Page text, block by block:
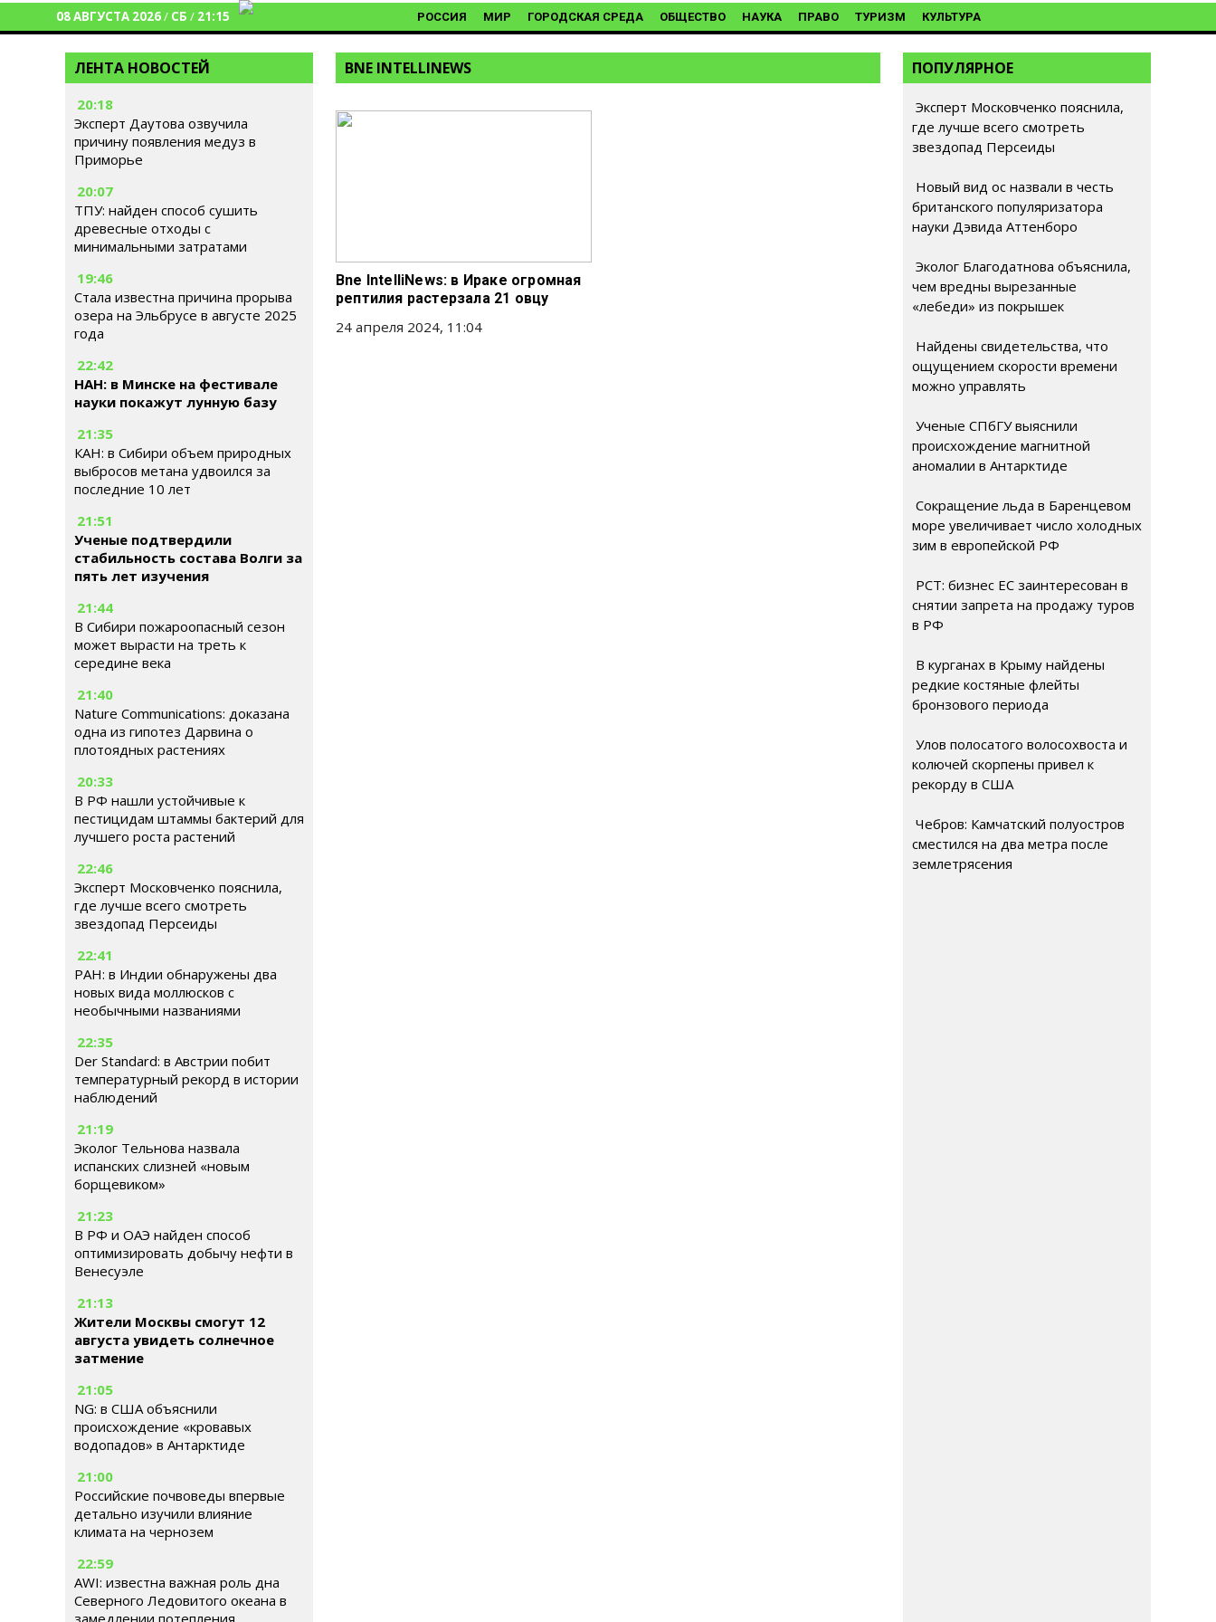
08 АВГУСТА 2026/ СБ / 21:15 РОССИЯ МИР ГОРОДСКАЯ СРЕДА ОБЩЕСТВО НАУКА ПРАВО ТУРИЗМ КУЛЬТУРА
ЛЕНТА НОВОСТЕЙ
20:18
Эксперт Даутова озвучила
причину появления медуз в
Приморье
20:07
ТПУ: найден способ сушить
древесные отходы с
минимальными затратами
19:46
Стала известна причина прорыва
озера на Эльбрусе в августе 2025
года
22:42
НАН: в Минске на фестивале
науки покажут лунную базу
21:35
КАН: в Сибири объем природных
выбросов метана удвоился за
последние 10 лет
21:51
Ученые подтвердили
стабильность состава Волги за
пять лет изучения
21:44
В Сибири пожароопасный сезон
может вырасти на треть к
середине века
21:40
Nature Communications: доказана
одна из гипотез Дарвина о
плотоядных растениях
20:33
В РФ нашли устойчивые к
пестицидам штаммы бактерий для
лучшего роста растений
22:46
Эксперт Московченко пояснила,
где лучше всего смотреть
звездопад Персеиды
22:41
РАН: в Индии обнаружены два
новых вида моллюсков с
необычными названиями
22:35
Der Standard: в Австрии побит
температурный рекорд в истории
наблюдений
21:19
Эколог Тельнова назвала
испанских слизней «новым
борщевиком»
21:23
В РФ и ОАЭ найден способ
оптимизировать добычу нефти в
Венесуэле
21:13
Жители Москвы смогут 12
августа увидеть солнечное
затмение
21:05
NG: в США объяснили
происхождение «кровавых
водопадов» в Антарктиде
21:00
Российские почвоведы впервые
детально изучили влияние
климата на чернозем
22:59
AWI: известна важная роль дна
Северного Ледовитого океана в
замедлении потепления
BNE INTELLINEWS
Bne IntelliNews: в Ираке огромная
рептилия растерзала 21 овцу
24 апреля 2024, 11:04
ПОПУЛЯРНОЕ
Эксперт Московченко пояснила,
где лучше всего смотреть
звездопад Персеиды
Новый вид ос назвали в честь
британского популяризатора
науки Дэвида Аттенборо
Эколог Благодатнова объяснила,
чем вредны вырезанные
«лебеди» из покрышек
Найдены свидетельства, что
ощущением скорости времени
можно управлять
Ученые СПбГУ выяснили
происхождение магнитной
аномалии в Антарктиде
Сокращение льда в Баренцевом
море увеличивает число холодных
зим в европейской РФ
РСТ: бизнес ЕС заинтересован в
снятии запрета на продажу туров
в РФ
В курганах в Крыму найдены
редкие костяные флейты
бронзового периода
Улов полосатого волосохвоста и
колючей скорпены привел к
рекорду в США
Чебров: Камчатский полуостров
сместился на два метра после
землетрясения